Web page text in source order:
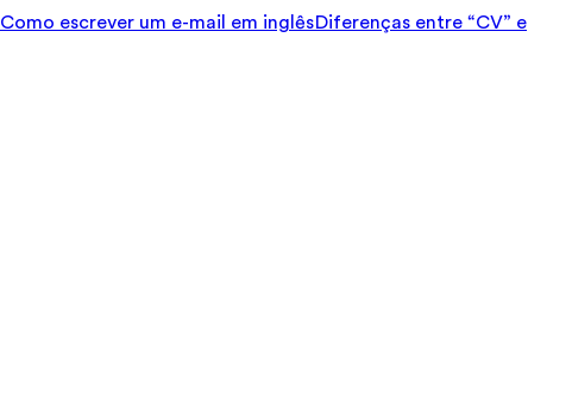
Como escrever um e-mail em inglêsDiferenças entre “CV” e